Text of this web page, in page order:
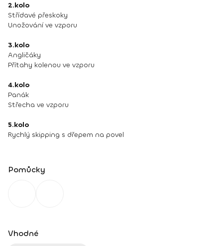
2.kolo
Střídavé přeskoky
Unožování ve vzporu
3.kolo
Angličáky
Přítahy kolenou ve vzporu
4.kolo
Panák
Střecha ve vzporu
5.kolo
Rychlý skipping s dřepem na povel
Pomůcky
Vhodné